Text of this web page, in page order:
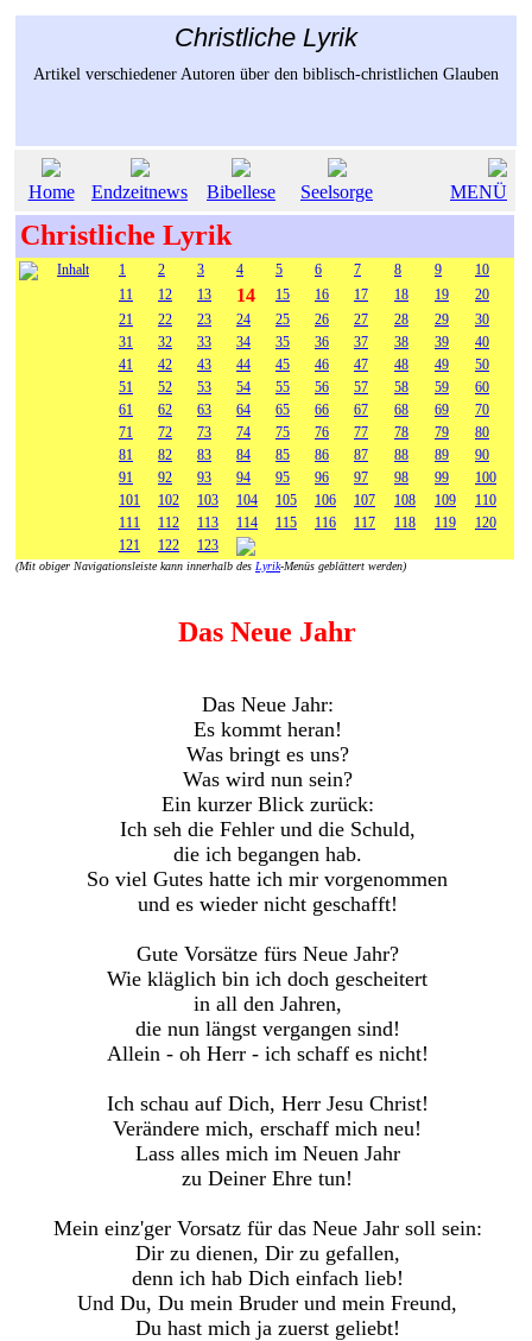
Christliche Lyrik
Artikel verschiedener Autoren über den biblisch-christlichen Glauben
Home Endzeitnews Bibellese Seelsorge MENÜ
Christliche Lyrik
Inhalt 1 2 3 4 5 6 7 8 9
10
11
12 13 14 15 16 17 18 19
20
21
22 23 24 25 26 27 28 29
30
31
32 33 34 35 36 37 38 39
40
41
42 43 44 45 46 47 48 49
50
51
52 53 54 55 56 57 58 59
60
61
62 63 64 65 66 67 68 69
70
71
72 73 74 75 76 77 78 79
80
81
82 83 84 85 86 87 88 89
90
91
92 93 94 95 96 97 98 99
100
101
102 103 104 105 106 107 108 109
110
111
112 113 114 115 116 117 118 119
120
121
122 123
(Mit obiger Navigationsleiste kann innerhalb des Lyrik-Menüs geblättert werden)
Das Neue Jahr
Das Neue Jahr:
Es kommt heran!
Was bringt es uns?
Was wird nun sein?
Ein kurzer Blick zurück:
Ich seh die Fehler und die Schuld,
die ich begangen hab.
So viel Gutes hatte ich mir vorgenommen
und es wieder nicht geschafft!
Gute Vorsätze fürs Neue Jahr?
Wie kläglich bin ich doch gescheitert
in all den Jahren,
die nun längst vergangen sind!
Allein - oh Herr - ich schaff es nicht!
Ich schau auf Dich, Herr Jesu Christ!
Verändere mich, erschaff mich neu!
Lass alles mich im Neuen Jahr
zu Deiner Ehre tun!
Mein einz'ger Vorsatz für das Neue Jahr soll sein:
Dir zu dienen, Dir zu gefallen,
denn ich hab Dich einfach lieb!
Und Du, Du mein Bruder und mein Freund,
Du hast mich ja zuerst geliebt!